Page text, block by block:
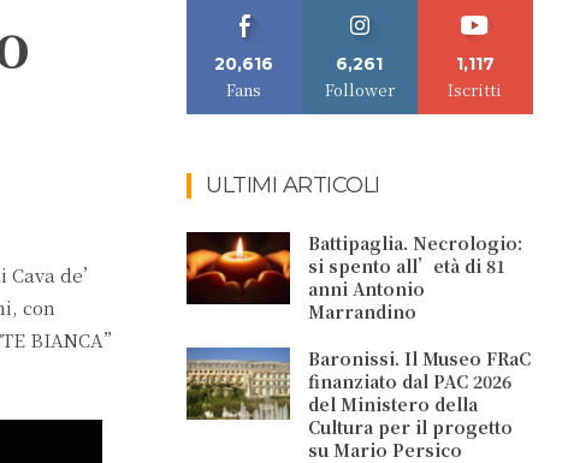
de’
con
BIANCA”
20,616
Fans
6,261
Follower
1,117
Iscritti
ULTIMI ARTICOLI
Battipaglia. Necrologio:
si spento all’età di 81
anni Antonio
Marrandino
Baronissi. Il Museo FRaC
finanziato dal PAC 2026
del Ministero della
Cultura per il progetto
su Mario Persico